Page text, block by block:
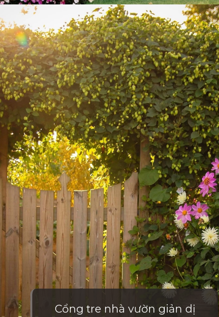
https://vietnamxua.edu.vn/cong-nha-vuon
Cổng tre nhà vườn giản dị